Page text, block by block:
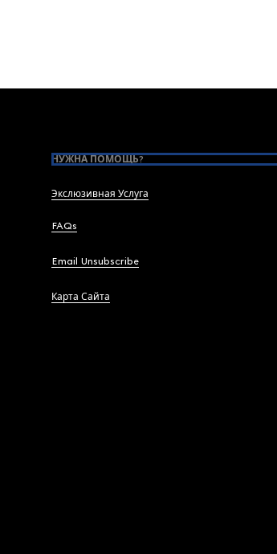
НУЖНА ПОМОЩЬ?
Экслюзивная Услуга
FAQs
Email Unsubscribe
Карта Сайта